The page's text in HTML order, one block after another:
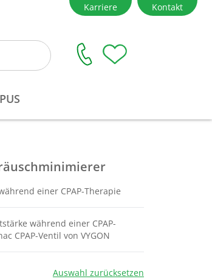
einer CPAP-Therapie
während einer CPAP-
CPAP-Ventil von VYGON
Auswahl zurücksetzen